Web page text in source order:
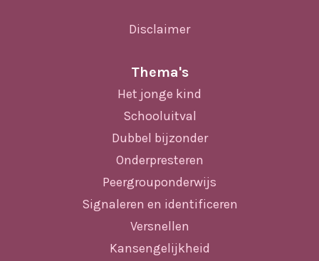
Disclaimer
Thema's
Het jonge kind
Schooluitval
Dubbel bijzonder
Onderpresteren
Peergrouponderwijs
Signaleren en identificeren
Versnellen
Kansengelijkheid